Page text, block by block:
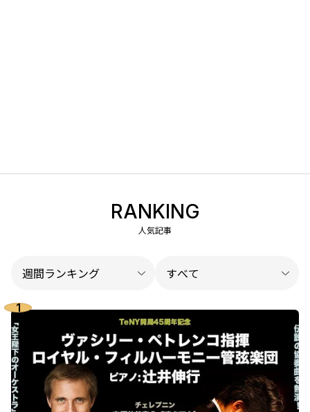
RANKING
人気記事